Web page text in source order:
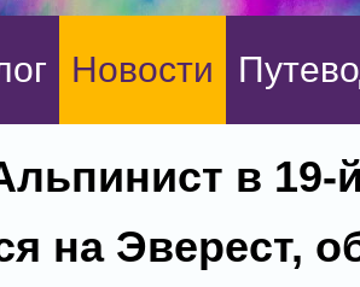
Новости
в 19-
на Эверест,